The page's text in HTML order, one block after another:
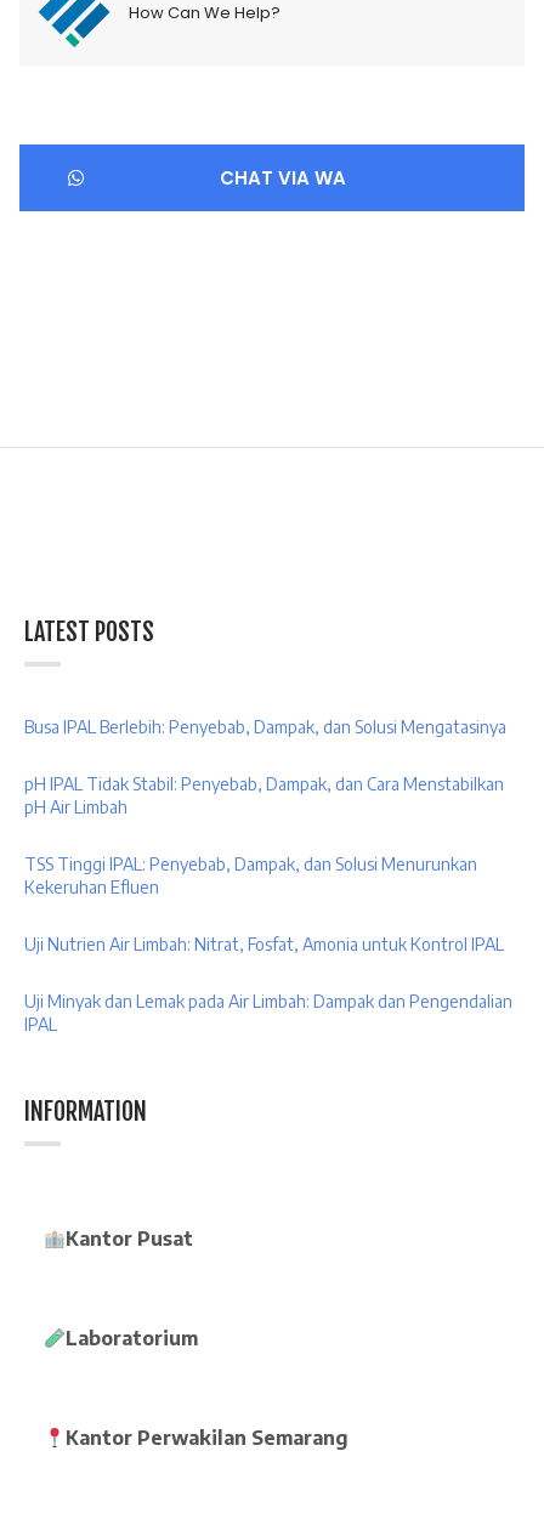
How Can We Help?
CHAT VIA WA
LATEST POSTS
Busa IPAL Berlebih: Penyebab, Dampak, dan Solusi Mengatasinya
pH IPAL Tidak Stabil: Penyebab, Dampak, dan Cara Menstabilkan
pH Air Limbah
TSS Tinggi IPAL: Penyebab, Dampak, dan Solusi Menurunkan
Kekeruhan Efluen
Uji Nutrien Air Limbah: Nitrat, Fosfat, Amonia untuk Kontrol IPAL
Uji Minyak dan Lemak pada Air Limbah: Dampak dan Pengendalian
IPAL
INFORMATION
Kantor Pusat
Laboratorium
Kantor Perwakilan Semarang